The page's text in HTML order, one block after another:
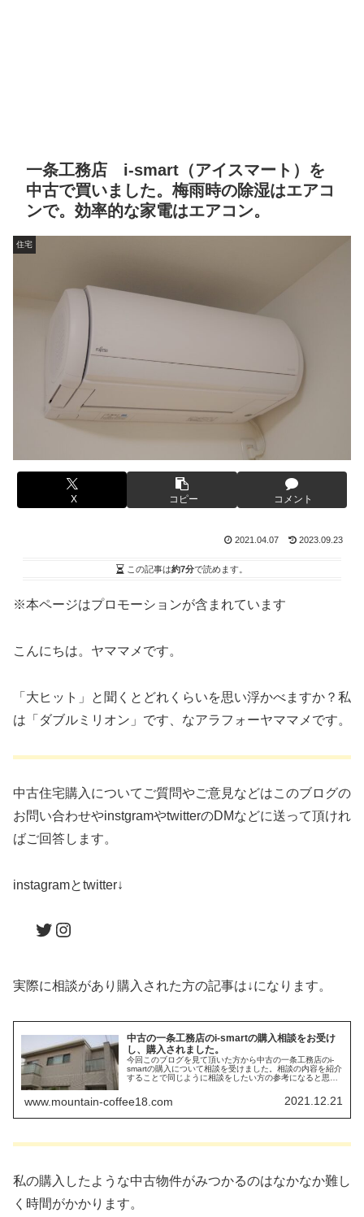
一条工務店 i-smart（アイスマート）を
中古で買いました。梅雨時の除湿はエアコ
ンで。効率的な家電はエアコン。
住宅
X コピー コメント
2021.04.07 2023.09.23
この記事は約7分で読めます。
※本ページはプロモーションが含まれています
こんにちは。ヤママメです。
「大ヒット」と聞くとどれくらいを思い浮かべますか？私
は「ダブルミリオン」です、なアラフォーヤママメです。
中古住宅購入についてご質問やご意見などはこのブログの
お問い合わせやinstgramやtwitterのDMなどに送って頂けれ
ばご回答します。
instagramとtwitter↓
Twitter
Instagram
実際に相談があり購入された方の記事は↓になります。
中古の一条工務店のi-smartの購入相談をお受け
し、購入されました。
今回このブログを見て頂いた方から中古の一条工務店のi-
smartの購入について相談を受けました。相談の内容を紹介
することで同じように相談をしたい方の参考になると思い
www.mountain-coffee18.com 2021.12.21
私の購入したような中古物件がみつかるのはなかなか難し
く時間がかかります。